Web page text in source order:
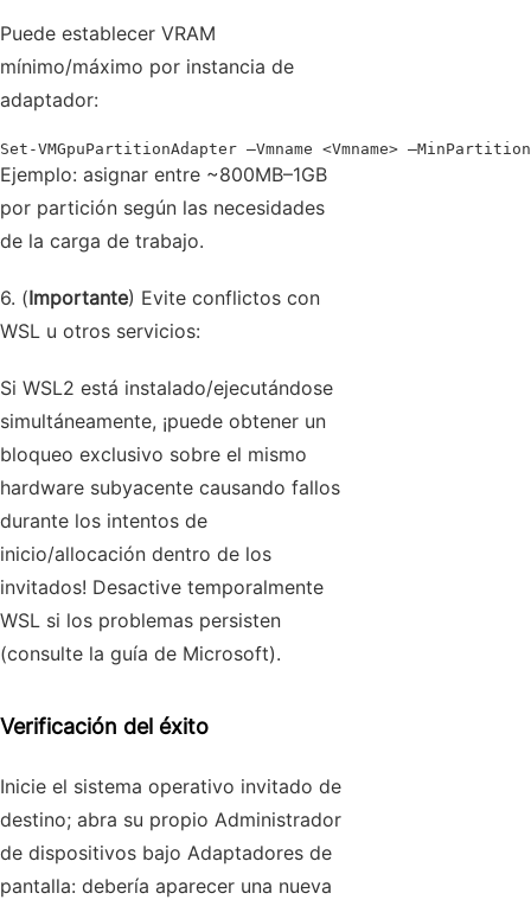
Puede establecer VRAM
mínimo/máximo por instancia de
adaptador:
Set‑VMGpuPartitionAdapter –Vmname <Vmname>
Ejemplo: asignar entre ~800MB–1GB
por partición según las necesidades
de la carga de trabajo.
6. (Importante) Evite conflictos con
WSL u otros servicios:
Si WSL2 está instalado/ejecutándose
simultáneamente, ¡puede obtener un
bloqueo exclusivo sobre el mismo
hardware subyacente causando fallos
durante los intentos de
inicio/allocación dentro de los
invitados! Desactive temporalmente
WSL si los problemas persisten
(consulte la guía de Microsoft).
Verificación del éxito
Inicie el sistema operativo invitado de
destino; abra su propio Administrador
de dispositivos bajo Adaptadores de
pantalla: debería aparecer una nueva